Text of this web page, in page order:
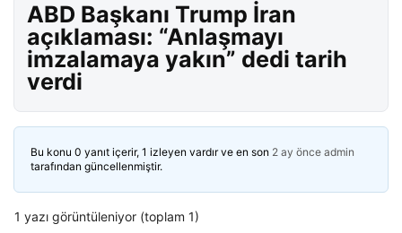
ABD Başkanı Trump İran
açıklaması: “Anlaşmayı
imzalamaya yakın” dedi tarih
verdi
Bu konu 0 yanıt içerir, 1 izleyen vardır ve en son 2 ay önce admin
tarafından güncellenmiştir.
1 yazı görüntüleniyor (toplam 1)